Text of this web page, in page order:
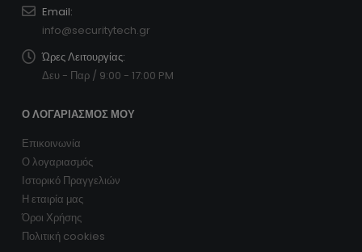
Email:
info@securitytech.gr
Ώρες Λειτουργίας:
Δευ - Παρ / 9:00 - 17:00 PM
Ο ΛΟΓΑΡΙΑΣΜΌΣ ΜΟΥ
Επικοινωνία
Ο λογαριασμός
Ιστορικό Πραγγελιών
Η εταιρία μας
Όροι Χρήσης
Πολιτική cookies